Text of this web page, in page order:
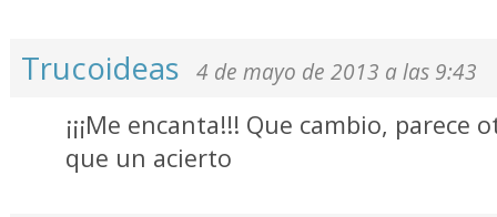
Trucoideas 4 de mayo de 2013 a las 9:43
¡¡¡Me encanta!!! Que cambio, parece
que un acierto